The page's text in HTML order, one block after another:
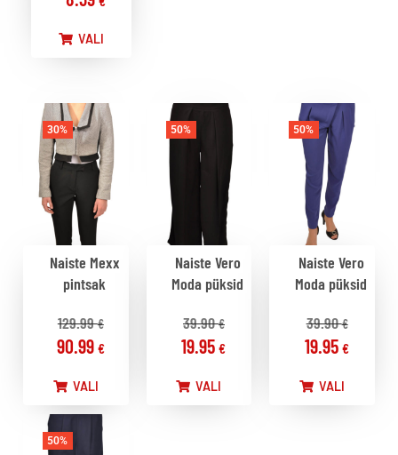
VALI
30%
Naiste Mexx
pintsak
129.99€
90.99 €
VALI
50%
Naiste Vero
Moda püksid
39.90€
19.95€
VALI
50%
Naiste Vero
Moda püksid
39.90€
19.95€
VALI
50%